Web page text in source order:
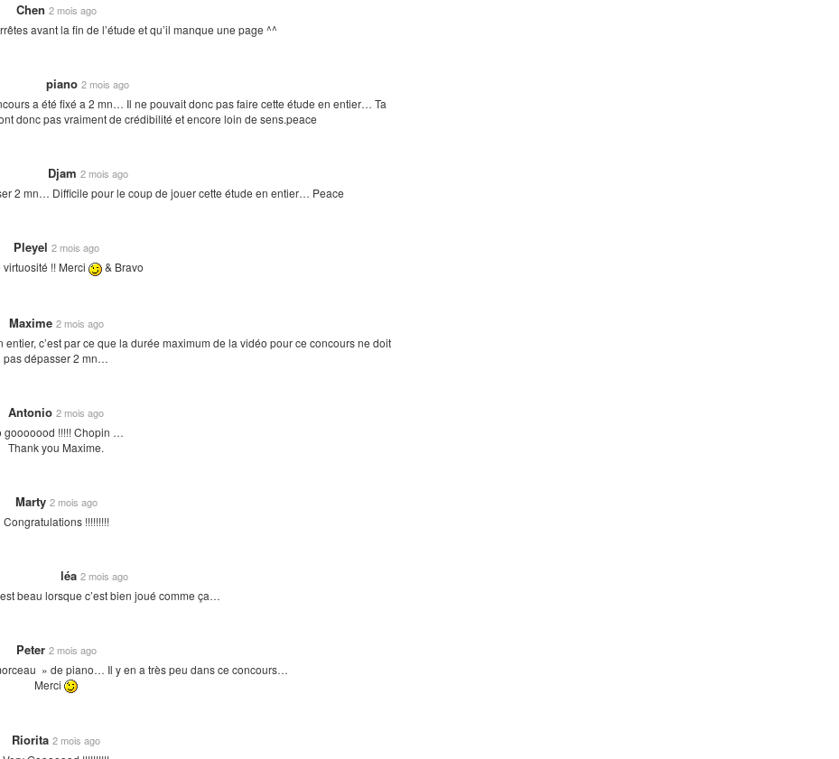
Chen 2 mois ago
avant la fin de l’étude et qu’il manque une page ^^
piano 2 mois ago
a été fixé a 2 mn… Il ne pouvait donc pas faire cette étude en entier… Ta
donc pas vraiment de crédibilité et encore loin de sens.peace
Djam 2 mois ago
2 mn… Difficile pour le coup de jouer cette étude en entier… Peace
Pleyel 2 mois ago
!! Merci & Bravo
Maxime 2 mois ago
c’est par ce que la durée maximum de la vidéo pour ce concours ne doit
pas dépasser 2 mn…
Antonio 2 mois ago
gooooood !!!!! Chopin …
Thank you Maxime.
Marty 2 mois ago
Congratulations !!!!!!!!!
léa 2 mois ago
beau lorsque c’est bien joué comme ça…
Peter 2 mois ago
» de piano… Il y en a très peu dans ce concours…
Merci
Riorita 2 mois ago